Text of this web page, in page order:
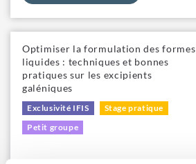
Optimiser la formulation des formes
liquides : techniques et bonnes
pratiques sur les excipients
galéniques
Exclusivité IFIS
Stage pratique
Petit groupe